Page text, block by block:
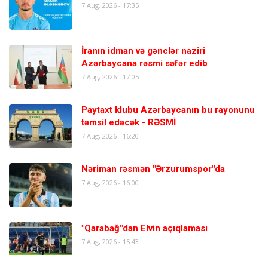
7 Aug, 2026 - 17:35
İranın idman və gənclər naziri
Azərbaycana rəsmi səfər edib
7 Aug, 2026 - 17:05
Paytaxt klubu Azərbaycanın bu rayonunu
təmsil edəcək - RƏSMİ
7 Aug, 2026 - 16:20
Nəriman rəsmən "Ərzurumspor"da
7 Aug, 2026 - 16:00
"Qarabağ"dan Elvin açıqlaması
7 Aug, 2026 - 15:43